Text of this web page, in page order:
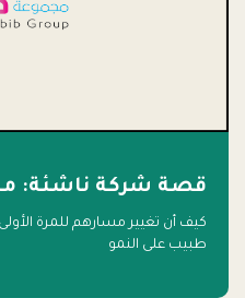
قصة شركة ناشئة:
كيف أن تغيير مسارهم للمرة
طبيب على النمو